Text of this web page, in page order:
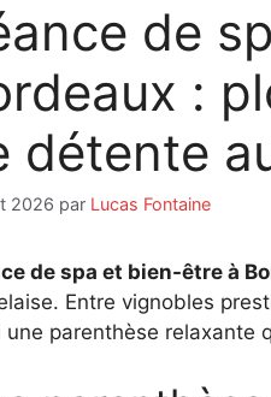
de
:
détente
2026 par Lucas Fontaine
de spa et bien-être à
Entre vignobles
une parenthèse relaxante